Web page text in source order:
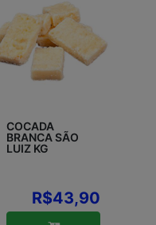
COCADA
BRANCA SÃO
LUIZ KG
R$43,90